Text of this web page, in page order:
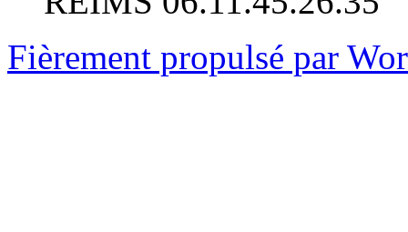
Fièrement propulsé par